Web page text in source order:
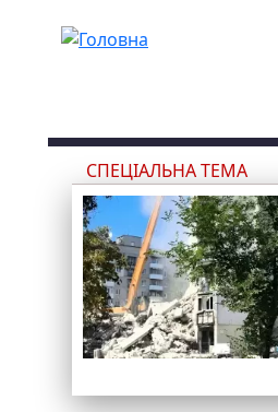
СПЕЦІАЛЬНА ТЕМА